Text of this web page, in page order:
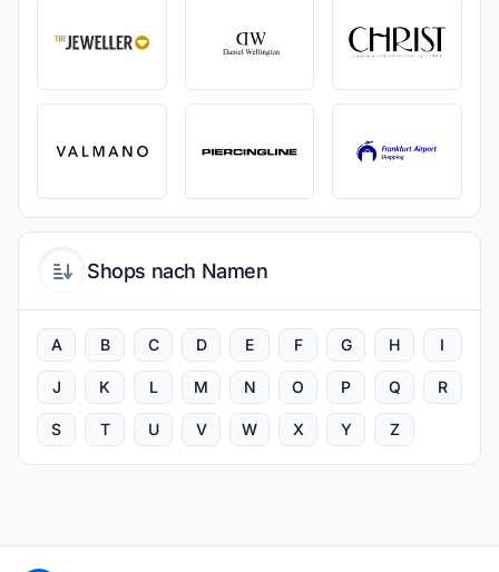
Shops nach Namen
A B C D E F G H I
J K L M N O P Q R
S T U V W X Y Z